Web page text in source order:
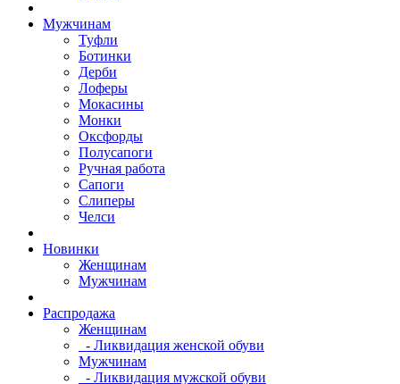
Мужчинам
Туфли
Ботинки
Дерби
Лоферы
Мокасины
Монки
Оксфорды
Полусапоги
Ручная работа
Сапоги
Слиперы
Челси
Новинки
Женщинам
Мужчинам
Распродажа
Женщинам
- Ликвидация женской обуви
Мужчинам
- Ликвидация мужской обуви